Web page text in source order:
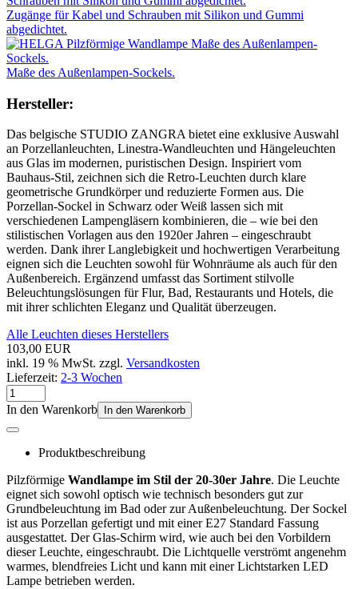
Zugänge für Kabel und Schrauben mit Silikon und Gummi
abgedichtet.
Maße des Außenlampen-Sockels.
Hersteller:
Das belgische STUDIO ZANGRA bietet eine exklusive Auswahl
an Porzellanleuchten, Linestra-Wandleuchten und Hängeleuchten
aus Glas im modernen, puristischen Design. Inspiriert vom
Bauhaus-Stil, zeichnen sich die Retro-Leuchten durch klare
geometrische Grundkörper und reduzierte Formen aus. Die
Porzellan-Sockel in Schwarz oder Weiß lassen sich mit
verschiedenen Lampengläsern kombinieren, die – wie bei den
stilistischen Vorlagen aus den 1920er Jahren – eingeschraubt
werden. Dank ihrer Langlebigkeit und hochwertigen Verarbeitung
eignen sich die Leuchten sowohl für Wohnräume als auch für den
Außenbereich. Ergänzend umfasst das Sortiment stilvolle
Beleuchtungslösungen für Flur, Bad, Restaurants und Hotels, die
mit ihrer schlichten Eleganz und Qualität überzeugen.
Alle Leuchten dieses Herstellers
103,00 EUR
inkl. 19 % MwSt. zzgl. Versandkosten
Lieferzeit: 2-3 Wochen
In den Warenkorb In den Warenkorb
Produktbeschreibung
Pilzförmige Wandlampe im Stil der 20-30er Jahre. Die Leuchte
eignet sich sowohl optisch wie technisch besonders gut zur
Grundbeleuchtung im Bad oder zur Außenbeleuchtung. Der Sockel
ist aus Porzellan gefertigt und mit einer E27 Standard Fassung
ausgestattet. Der Glas-Schirm wird, wie auch bei den Vorbildern
dieser Leuchte, eingeschraubt. Die Lichtquelle verströmt angenehm
warmes, blendfreies Licht und kann mit einer Lichtstarken LED
Lampe betrieben werden.